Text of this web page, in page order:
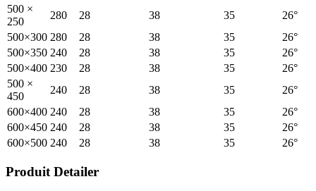
500 ×
250
280 28 38 35
26°
500×300 280 28 38 35
26°
500×350 240 28 38 35
26°
500×400 230 28 38 35
26°
500 ×
450
240 28 38 35
26°
600×400 240 28 38 35
26°
600×450 240 28 38 35
26°
600×500 240 28 38 35 26°
Produit Detailer